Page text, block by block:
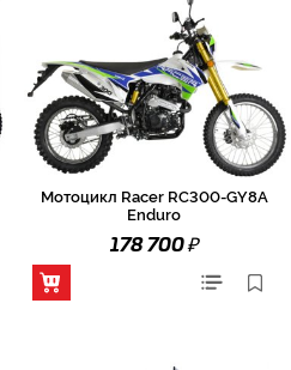
Мотоцикл Racer RC300-GY8A
Enduro
178 700₽